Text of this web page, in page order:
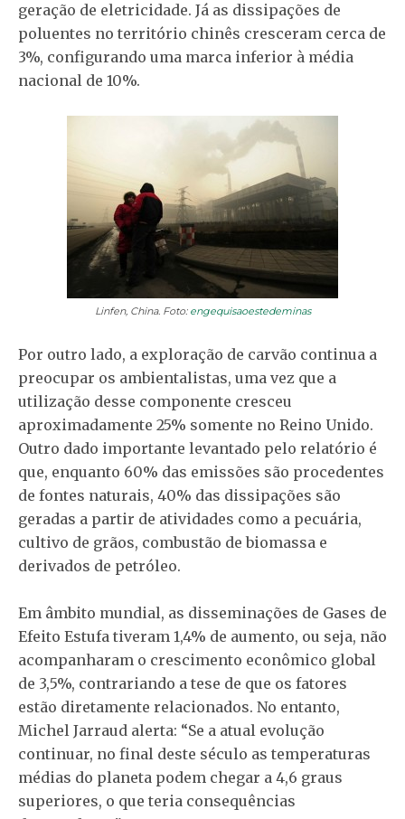
geração de eletricidade. Já as dissipações de
poluentes no território chinês cresceram cerca de
3%, configurando uma marca inferior à média
nacional de 10%.
Linfen, China. Foto: engequisaoestedeminas
Por outro lado, a exploração de carvão continua a
preocupar os ambientalistas, uma vez que a
utilização desse componente cresceu
aproximadamente 25% somente no Reino Unido.
Outro dado importante levantado pelo relatório é
que, enquanto 60% das emissões são procedentes
de fontes naturais, 40% das dissipações são
geradas a partir de atividades como a pecuária,
cultivo de grãos, combustão de biomassa e
derivados de petróleo.
Em âmbito mundial, as disseminações de Gases de
Efeito Estufa tiveram 1,4% de aumento, ou seja, não
acompanharam o crescimento econômico global
de 3,5%, contrariando a tese de que os fatores
estão diretamente relacionados. No entanto,
Michel Jarraud alerta: “Se a atual evolução
continuar, no final deste século as temperaturas
médias do planeta podem chegar a 4,6 graus
superiores, o que teria consequências